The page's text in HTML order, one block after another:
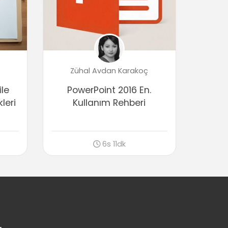
04:13
Tabloda Efekt Kullanmak
04:43
Tablo Düzenleme Araçları
Tabloda Secim Yöntemleri
Tabloya Satır ve Sütun İşlemleri
04:22
Satır ve Sütunları Boyutlandırma
03:58
03:45
Zühal Avdan Karakoç
PowerPoint 2016 En.
Kullanım Rehberi
6s 11dk